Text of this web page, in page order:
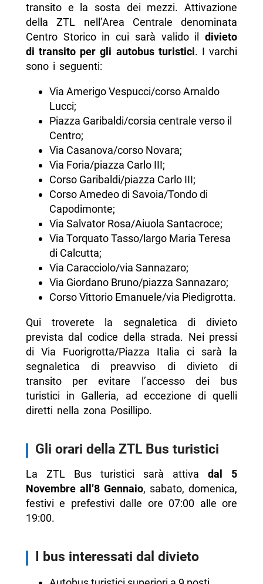
transito e la sosta dei mezzi. Attivazione
della ZTL nell’Area Centrale denominata
Centro Storico in cui sarà valido ildivieto
di transito per gli autobus turistici. I varchi
sono i seguenti:
Via Amerigo Vespucci/corso Arnaldo
Lucci;
Piazza Garibaldi/corsia centrale verso il
Centro;
Via Casanova/corso Novara;
Via Foria/piazza Carlo III;
Corso Garibaldi/piazza Carlo III;
Corso Amedeo di Savoia/Tondo di
Capodimonte;
Via Salvator Rosa/Aiuola Santacroce;
Via Torquato Tasso/largo Maria Teresa
di Calcutta;
Via Caracciolo/via Sannazaro;
Via Giordano Bruno/piazza Sannazaro;
Corso Vittorio Emanuele/via Piedigrotta.
Qui troverete la segnaletica di divieto
prevista dal codice della strada. Nei pressi
di Via Fuorigrotta/Piazza Italia ci sarà la
segnaletica di preavviso di divieto di
transito per evitare l’accesso dei bus
turistici in Galleria, ad eccezione di quelli
diretti nella zona Posillipo.
Gli orari della ZTL Bus turistici
La ZTL Bus turistici sarà attivadal 5
Novembre all’8 Gennaio, sabato, domenica,
festivi e prefestivi dalle ore 07:00 alle ore
19:00.
I bus interessati dal divieto